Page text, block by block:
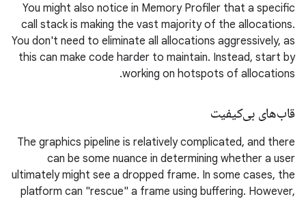
You might also notice in Memory Profiler that a specific
call stack is making the vast majority of the allocations.
You don't need to eliminate all allocations aggressively, as
this can make code harder to maintain. Instead, start by
working on hotspots of allocations.
قاب‌های بی‌کیفیت
The graphics pipeline is relatively complicated, and there
can be some nuance in determining whether a user
ultimately might see a dropped frame. In some cases, the
platform can "rescue" a frame using buffering. However,